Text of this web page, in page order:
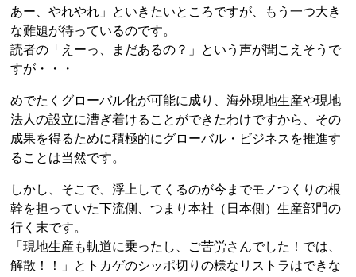
あー、やれやれ」といきたいところですが、もう一つ大き
な難題が待っているのです。
読者の「えーっ、まだあるの？」という声が聞こえそうで
すが・・・
めでたくグローバル化が可能に成り、海外現地生産や現地
法人の設立に漕ぎ着けることができたわけですから、その
成果を得るために積極的にグローバル・ビジネスを推進す
ることは当然です。
しかし、そこで、浮上してくるのが今までモノつくりの根
幹を担っていた下流側、つまり本社（日本側）生産部門の
行く末です。
「現地生産も軌道に乗ったし、ご苦労さんでした！では、
解散！！」とトカゲのシッポ切りの様なリストラはできな